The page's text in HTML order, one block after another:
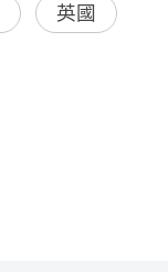
英國